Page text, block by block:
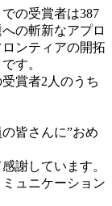
の受賞者は387
の斬新なアプロ
ンティアの開拓
す。
賞者2人のうち
皆さんに”おめ
謝しています。
ュニケーション